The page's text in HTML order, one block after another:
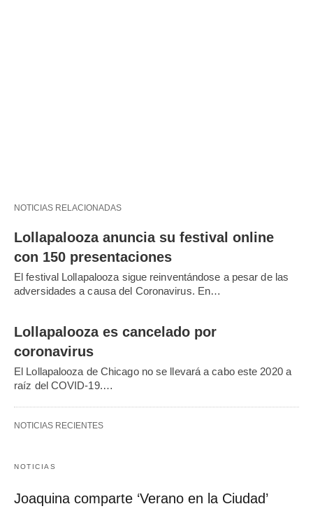
NOTICIAS RELACIONADAS
Lollapalooza anuncia su festival online
con 150 presentaciones
El festival Lollapalooza sigue reinventándose a pesar de las
adversidades a causa del Coronavirus. En…
Lollapalooza es cancelado por
coronavirus
El Lollapalooza de Chicago no se llevará a cabo este 2020 a
raíz del COVID-19.…
NOTICIAS RECIENTES
NOTICIAS
Joaquina comparte ‘Verano en la Ciudad’